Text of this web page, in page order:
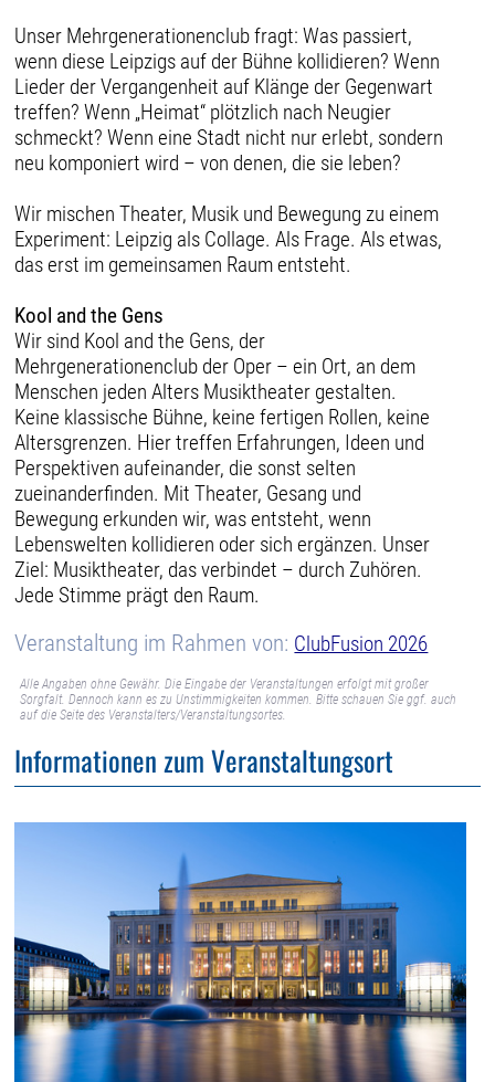
Unser Mehrgenerationenclub fragt: Was passiert,
wenn diese Leipzigs auf der Bühne kollidieren? Wenn
Lieder der Vergangenheit auf Klänge der Gegenwart
treffen? Wenn „Heimat“ plötzlich nach Neugier
schmeckt? Wenn eine Stadt nicht nur erlebt, sondern
neu komponiert wird – von denen, die sie leben?
Wir mischen Theater, Musik und Bewegung zu einem
Experiment: Leipzig als Collage. Als Frage. Als etwas,
das erst im gemeinsamen Raum entsteht.
Kool and the Gens
Wir sind Kool and the Gens, der
Mehrgenerationenclub der Oper – ein Ort, an dem
Menschen jeden Alters Musiktheater gestalten.
Keine klassische Bühne, keine fertigen Rollen, keine
Altersgrenzen. Hier treffen Erfahrungen, Ideen und
Perspektiven aufeinander, die sonst selten
zueinanderfinden. Mit Theater, Gesang und
Bewegung erkunden wir, was entsteht, wenn
Lebenswelten kollidieren oder sich ergänzen. Unser
Ziel: Musiktheater, das verbindet – durch Zuhören.
Jede Stimme prägt den Raum.
Veranstaltung im Rahmen von: ClubFusion 2026
Alle Angaben ohne Gewähr. Die Eingabe der Veranstaltungen erfolgt mit großer
Sorgfalt. Dennoch kann es zu Unstimmigkeiten kommen. Bitte schauen Sie ggf. auch
auf die Seite des Veranstalters/Veranstaltungsortes.
Informationen zum Veranstaltungsort